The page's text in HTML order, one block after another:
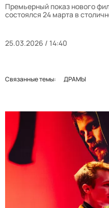
Премьерный показ нового
состоялся 24 марта в
25.03.2026 / 14:40
Связанные темы: ДРАМЫ